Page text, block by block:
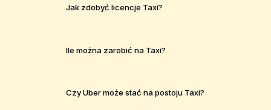
Jak zdobyć licencje Taxi?
Ile można zarobić na Taxi?
Czy Uber może stać na postoju Taxi?